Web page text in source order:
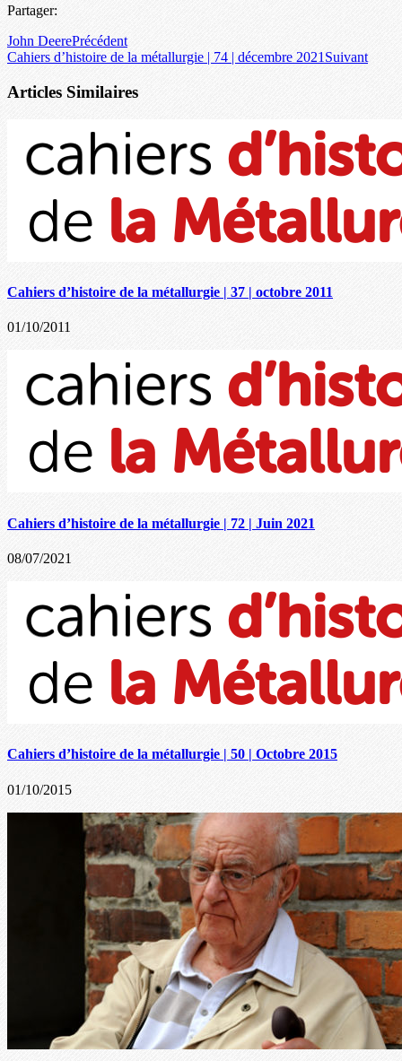
Partager:
John DeerePrécédent
Cahiers d’histoire de la métallurgie | 74 | décembre 2021Suivant
Articles Similaires
Cahiers d’histoire de la métallurgie | 37 | octobre 2011
01/10/2011
Cahiers d’histoire de la métallurgie | 72 | Juin 2021
08/07/2021
Cahiers d’histoire de la métallurgie | 50 | Octobre 2015
01/10/2015